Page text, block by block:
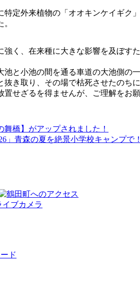
定外来植物の「オオキンケイギク
強く、在来種に大きな影響を及ぼ
と小池の間を通る車道の大池側の一
き取り、その場で枯死させたのち
せざるを得ませんが、ご理解をお願
橋】がアップされました！
」青森の夏を絶景小学校キャンプで！
ド